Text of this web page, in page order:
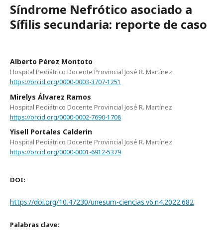
Síndrome Nefrótico asociado a
Sífilis secundaria: reporte de caso
Alberto Pérez Montoto
Hospital Pediátrico Docente Provincial José R. Martínez
https://orcid.org/0000-0003-3707-1251
Mirelys Álvarez Ramos
Hospital Pediátrico Docente Provincial José R. Martínez
https://orcid.org/0000-0002-7690-1708
Yisell Portales Calderin
Hospital Pediátrico Docente Provincial José R. Martínez
https://orcid.org/0000-0001-6912-5379
DOI:
https://doi.org/10.47230/unesum-ciencias.v6.n4.2022.682
Palabras clave: